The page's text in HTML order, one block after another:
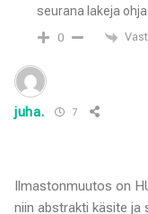
seurana lakeja
0
juha. 7
Ilmastonmuutos on
niin abstrakti käsite ja